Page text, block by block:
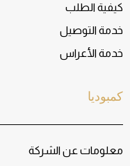
كمبوديا
معلومات عن الشركة
كيفية الطلب
خدمة التوصيل
خدمة الأعراس